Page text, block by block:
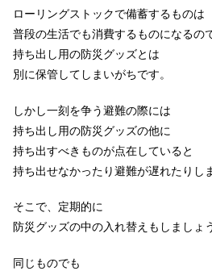
ローリングストックで備蓄するものは
普段の生活でも消費するものになるの
持ち出し用の防災グッズとは
別に保管してしまいがちです。
しかし一刻を争う避難の際には
持ち出し用の防災グッズの他に
持ち出すべきものが点在していると
持ち出せなかったり避難が遅れたりし
そこで、定期的に
防災グッズの中の入れ替えもしましょ
同じものでも